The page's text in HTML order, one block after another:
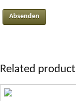
Related